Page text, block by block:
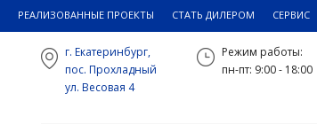
РЕАЛИЗОВАННЫЕ ПРОЕКТЫ СТАТЬ ДИЛЕРОМ СЕРВИС
г. Екатеринбург,
пос. Прохладный
ул. Весовая 4
Режим работы:
пн-пт: 9:00 - 18:00